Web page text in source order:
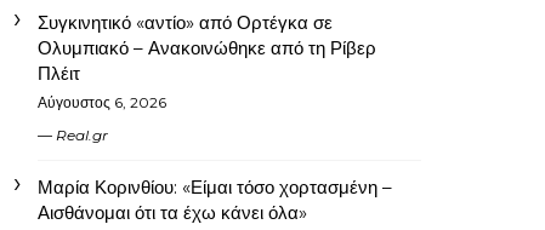
Συγκινητικό «αντίο» από Ορτέγκα σε
Ολυμπιακό – Ανακοινώθηκε από τη Ρίβερ
Πλέιτ
Αύγουστος 6, 2026
Real.gr
Μαρία Κορινθίου: «Είμαι τόσο χορτασμένη –
Αισθάνομαι ότι τα έχω κάνει όλα»